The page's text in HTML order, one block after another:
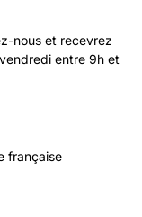
nous et recevrez
entre 9h et
française